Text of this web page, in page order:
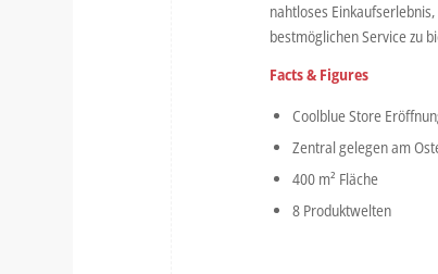
nahtloses
bestmöglichen Service zu
Facts & Figures
Coolblue Store
Zentral gelegen am
400 m² Fläche
8 Produktwelten